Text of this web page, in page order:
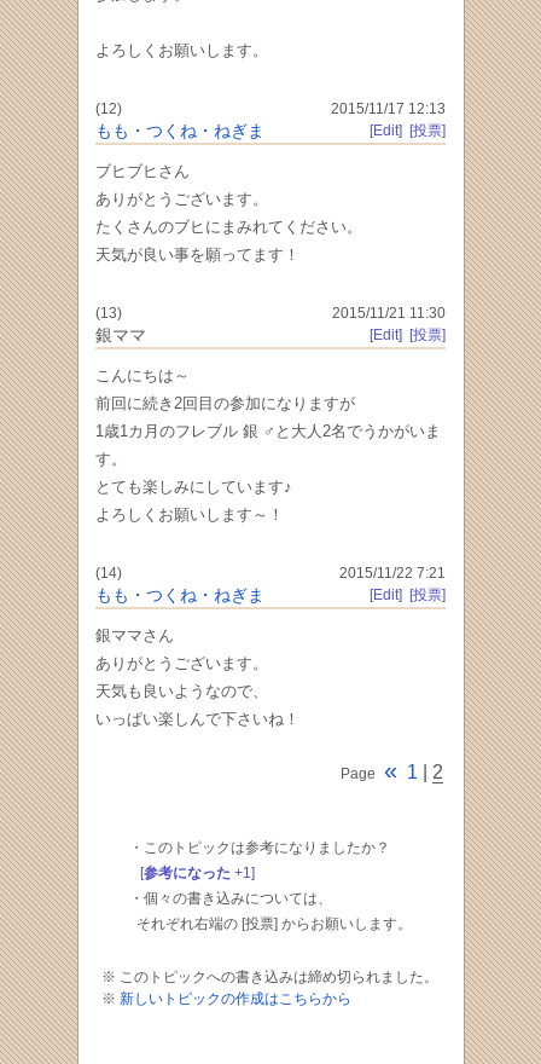
よろしくお願いします。
(12)
もも・つくね・ねぎま
2015/11/17 12:13
[Edit]
[投票]
ブヒブヒさん
ありがとうございます。
たくさんのブヒにまみれてください。
天気が良い事を願ってます！
(13)
銀ママ
2015/11/21 11:30
[Edit]
[投票]
こんにちは～
前回に続き2回目の参加になりますが
1歳1カ月のフレブル 銀 ♂と大人2名でうかがいま
す。
とても楽しみにしています♪
よろしくお願いします～！
(14)
もも・つくね・ねぎま
2015/11/22 7:21
[Edit]
[投票]
銀ママさん
ありがとうございます。
天気も良いようなので、
いっぱい楽しんで下さいね！
Page « 1 2
・このトピックは参考になりましたか？
[参考になった +1]
・個々の書き込みについては、
それぞれ右端の [投票] からお願いします。
※ このトピックへの書き込みは締め切られました。
※ 新しいトピックの作成はこちらから